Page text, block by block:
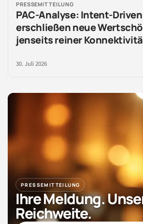
PRESSEMITTEILUNG
PAC-Analyse: Intent-
erschließen neue
jenseits reiner
30. Juli 2026
PRESSEMITTEILUNG
Ihre Meldung.
Reichweite.